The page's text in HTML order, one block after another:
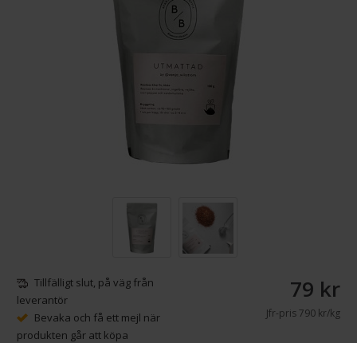
Tillfälligt slut, på väg från
leverantör
Bevaka och få ett mejl när
produkten går att köpa
79 kr
Jfr-pris790 kr/kg